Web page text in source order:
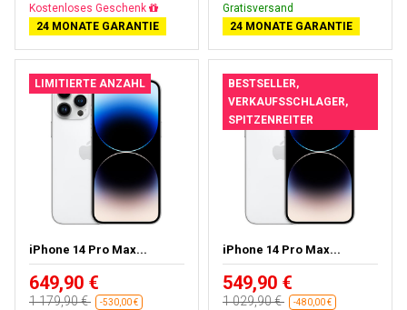
Fast ausverkauft
24 MONATE GARANTIE
Gratisversand
24 MONATE GARANTIE
LIMITIERTE ANZAHL
iPhone 14 Pro Max...
649,90 €
1 179,90 € -530,00 €
BESTSELLER,
VERKAUFSSCHLAGER,
SPITZENREITER
iPhone 14 Pro Max...
549,90 €
1 029,90 € -480,00 €